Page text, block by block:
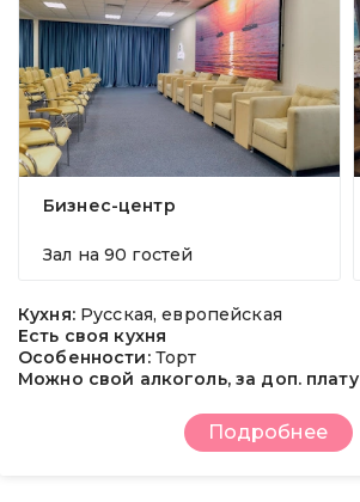
Бизнес-центр
Зал на 90 гостей
Кухня: Русская, европейская
Есть своя кухня
Особенности: Торт
Можно свой алкоголь, за доп. плату
Подробнее